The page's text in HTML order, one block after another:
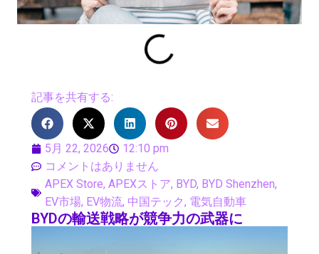
記事を共有する:
5月 22, 2026
12:10 pm
コメントはありません
APEX Store, APEXストア, BYD, BYD Shenzhen,
EV市場, EV物流, 中国テック, 電気自動車
BYDの輸送戦略が競争力の武器に